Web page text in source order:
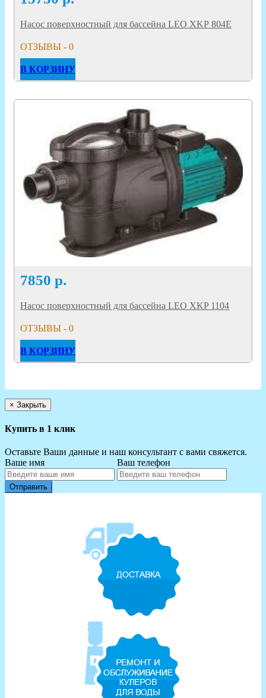
Насос поверхностный для бассейна LEO XKР 804Е
ОТЗЫВЫ - 0
В КОРЗИНУ
7850 р.
Насос поверхностный для бассейна LEO XKP 1104
ОТЗЫВЫ - 0
В КОРЗИНУ
× Закрыть
Купить в 1 клик
Оставьте Ваши данные и наш консультант с вами свяжется.
Ваше имя
Ваш телефон
Отправить